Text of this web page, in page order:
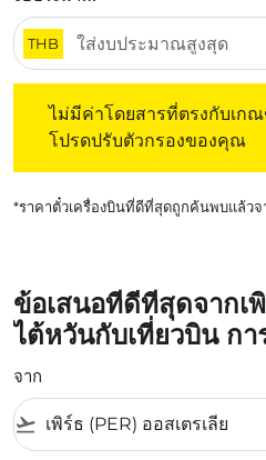
THB
ไม่มีค่าโดยสารที่ตรงกับเก
โปรดปรับตัวกรองของคุณ
*ราคาตั๋วเครื่องบินที่ดีที่สุดถูกค้นพบแล้ว
ข้อเสนอที่ดีที่สุดจากเ
ไต้หวันกับเที่ยวบิน กา
จาก
flight_takeoff